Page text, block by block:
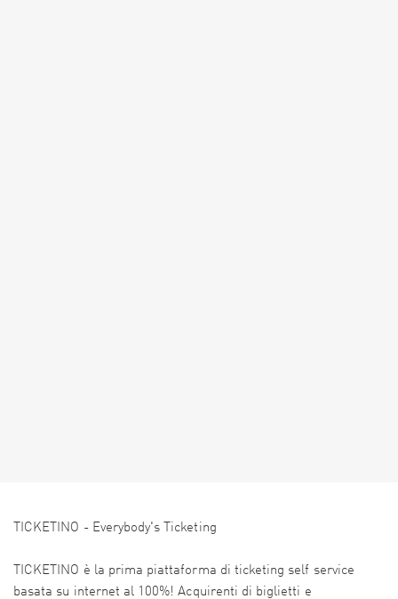
TICKETINO - Everybody's Ticketing
TICKETINO è la prima piattaforma di ticketing self service
basata su internet al 100%! Acquirenti di biglietti e